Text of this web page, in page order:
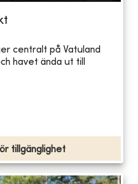
centralt på Vatuland
havet ända ut till
tillgänglighet